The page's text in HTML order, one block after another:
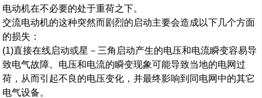
电动机在不必要的处于重荷之下。
交流电动机的这种突然而剧烈的启动主要会造成以下几个方面
的损失：
(1)直接在线启动或星－三角启动产生的电压和电流瞬变容易导
致电气故障。电压和电流的瞬变现象可能导致当地的电网过
荷，从而引起不良的电压变化，并最终影响到同电网中的其它
电气设备。